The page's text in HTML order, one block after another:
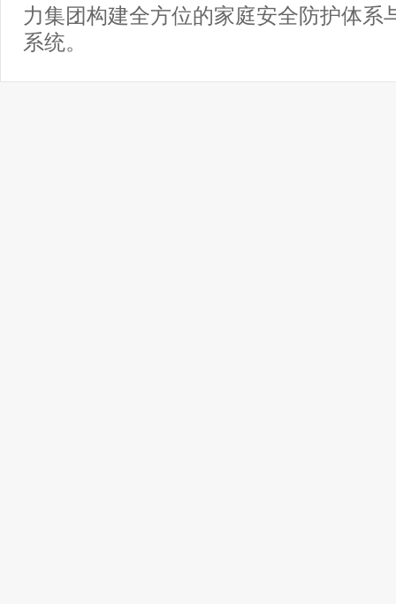
力集团构建全方位的家庭安全防护体系
系统。